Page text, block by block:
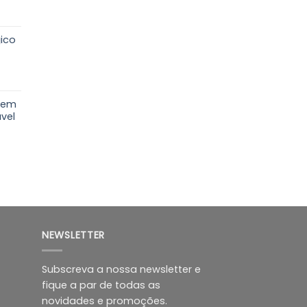
NEWSLETTER
Subscreva a nossa newsletter e
fique a par de todas as
novidades e promoções.